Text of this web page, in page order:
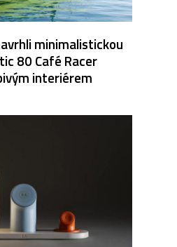
minimalistickou
80 Café Racer
interiérem